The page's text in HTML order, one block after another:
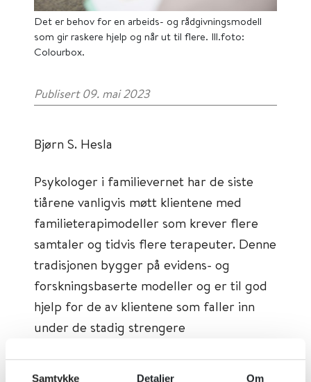
Samtykke Detaljer Om
Det er behov for en arbeids- og rådgivningsmodell
som gir raskere hjelp og når ut til flere. Ill.foto:
Colourbox.
Publisert 09. mai 2023
Bjørn S. Hesla
Psykologer i familievernet har de siste
tiårene vanligvis møtt klientene med
familieterapimodeller som krever flere
samtaler og tidvis flere terapeuter. Denne
tradisjonen bygger på evidens- og
forskningsbaserte modeller og er til god
hjelp for de av klientene som faller inn
under de stadig strengere